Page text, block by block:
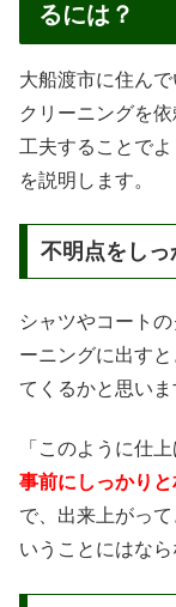
るには？
大船渡市に住ん
クリーニングを
工夫することで
を説明します。
不明点をし
シャツやコート
ーニングに出す
てくるかと思いま
「このように仕
事前にしっかり
で、出来上がっ
いうことにはなら